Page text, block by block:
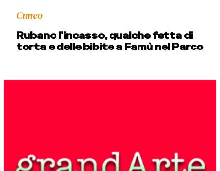
Cuneo
Rubano l'incasso, qualche fetta di
torta e delle bibite a Famù nel Parco